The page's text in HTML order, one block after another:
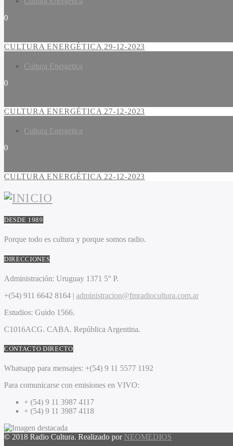
0
CULTURA ENERGÉTICA 29-12-2023
Cultura Energetica
0
CULTURA ENERGÉTICA 27-12-2023
Cultura Energetica
0
CULTURA ENERGÉTICA 22-12-2023
DESDE 1989
Porque todo es cultura y porque somos radio.
DIRECCIONES
Administración: Uruguay 1371 5° P.
+(54) 911 6642 8164 | administracion@fmradiocultura.com.ar
Estudios: Guido 1566.
C1016ACG. CABA. República Argentina.
CONTACTO DIRECTO
Whatsapp para mensajes: +(54) 9 11 5577 1192
Para comunicarse con emisiones en VIVO:
+ (54) 9 11 3987 4117
+ (54) 9 11 3987 4118
© 2018 Radio Cultura. Realizado por NEOMEDIOS